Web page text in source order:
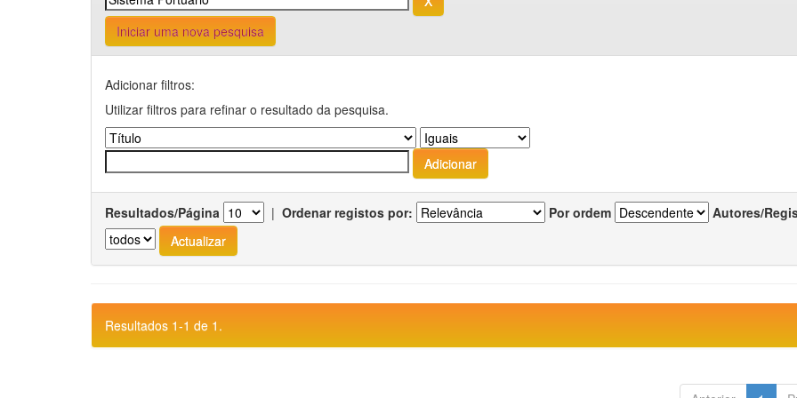
Iniciar uma nova pesquisa
Adicionar filtros:
Utilizar filtros para refinar o resultado da pesquisa.
Resultados/Página | Ordenar registos por: Por ordem Autores/
Resultados 1-1 de 1.